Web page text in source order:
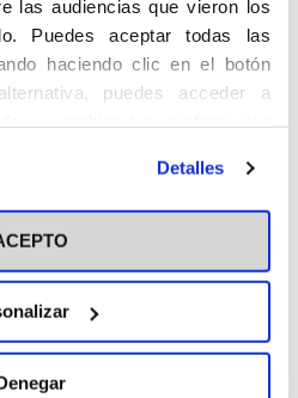
las audiencias que vieron los
Puedes aceptar todas las
haciendo clic en el botón
puedes acceder a
Para más información puedes
Detalles
de ámbito jurídico
y contratos, convenios
de actualidad, jurisprudencia
y revistas electrónicas
revistas Aranzadi-La